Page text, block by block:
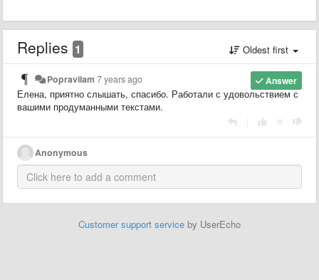
Replies 1 Oldest first
Answer
Popravilam 7 years ago
Елена, приятно слышать, спасибо. Работали с удовольствием с
вашими продуманными текстами.
Anonymous
Customer support service by UserEcho